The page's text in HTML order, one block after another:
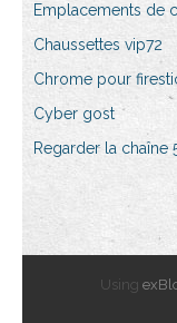
Emplacements de
Chaussettes vip72
Chrome pour
Cyber gost
Regarder la chaîne
Using